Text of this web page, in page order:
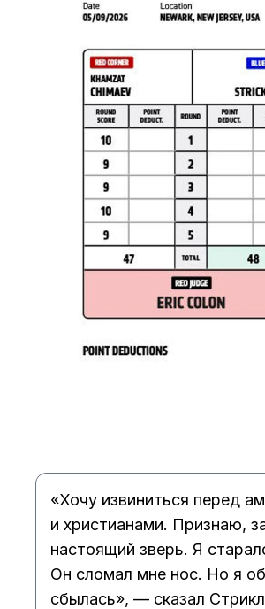
«Хочу извиниться перед
и христианами. Признаю,
настоящий зверь. Я
Он сломал мне нос. Но я
сбылась», — сказал